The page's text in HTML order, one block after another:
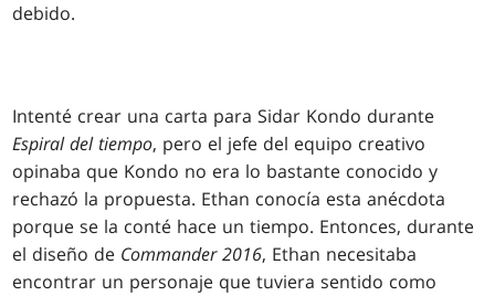
debido.
Intenté crear una carta para Sidar Kondo durante
Espiral del tiempo, pero el jefe del equipo creativo
opinaba que Kondo no era lo bastante conocido y
rechazó la propuesta. Ethan conocía esta anécdota
porque se la conté hace un tiempo. Entonces, durante
el diseño de Commander 2016, Ethan necesitaba
encontrar un personaje que tuviera sentido como